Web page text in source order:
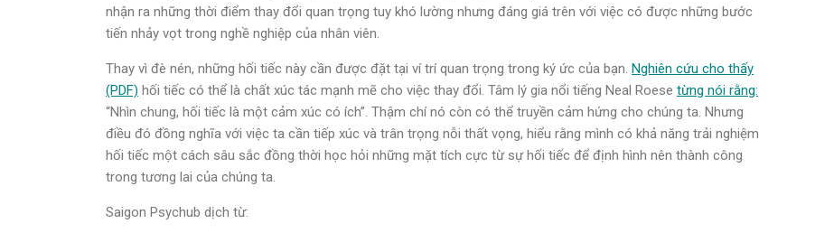
nhận ra những thời điểm thay đổi quan trọng tuy khó lường nhưng đáng giá trên với việc có được những bước
tiến nhảy vọt trong nghề nghiệp của nhân viên.
Thay vì đè nén, những hối tiếc này cần được đặt tại ví trí quan trọng trong ký ức của bạn. Nghiên cứu cho thấy
(PDF) hối tiếc có thể là chất xúc tác mạnh mẽ cho việc thay đổi. Tâm lý gia nổi tiếng Neal Roese từng nói rằng:
“Nhìn chung, hối tiếc là một cảm xúc có ích”. Thậm chí nó còn có thể truyền cảm hứng cho chúng ta. Nhưng
điều đó đồng nghĩa với việc ta cần tiếp xúc và trân trọng nỗi thất vọng, hiểu rằng mình có khả năng trải nghiệm
hối tiếc một cách sâu sắc đồng thời học hỏi những mặt tích cực từ sự hối tiếc để định hình nên thành công
trong tương lai của chúng ta.
Saigon Psychub dịch từ: